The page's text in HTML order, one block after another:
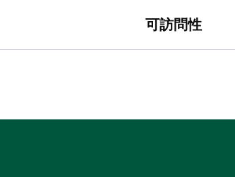
可訪問性